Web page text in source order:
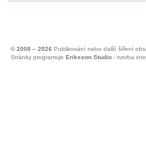
© 2008 – 2026 Publikování nebo další šíření
Stránky programuje Eriksson Studio - tvorba